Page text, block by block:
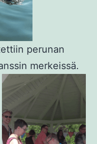
perunan
merkeissä.